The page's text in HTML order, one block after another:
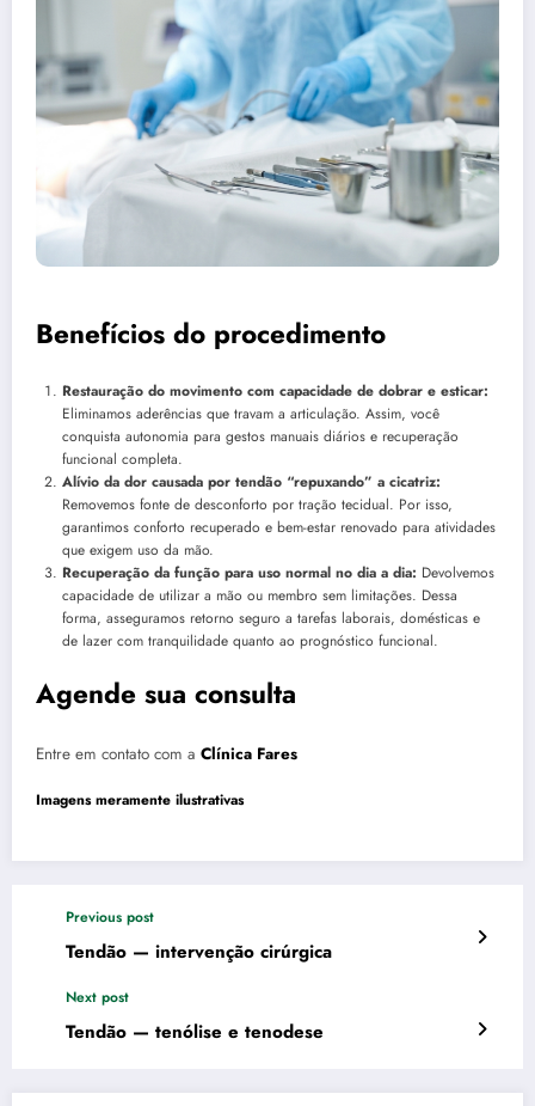
Benefícios do procedimento
Restauração do movimento com capacidade de dobrar e esticar:
Eliminamos aderências que travam a articulação. Assim, você
conquista autonomia para gestos manuais diários e recuperação
funcional completa.
Alívio da dor causada por tendão “repuxando” a cicatriz:
Removemos fonte de desconforto por tração tecidual. Por isso,
garantimos conforto recuperado e bem-estar renovado para atividades
que exigem uso da mão.
Recuperação da função para uso normal no dia a dia: Devolvemos
capacidade de utilizar a mão ou membro sem limitações. Dessa
forma, asseguramos retorno seguro a tarefas laborais, domésticas e
de lazer com tranquilidade quanto ao prognóstico funcional.
Agende sua consulta
Entre em contato com a Clínica Fares
Imagens meramente ilustrativas
Previous post
Tendão — intervenção cirúrgica
Next post
Tendão — tenólise e tenodese